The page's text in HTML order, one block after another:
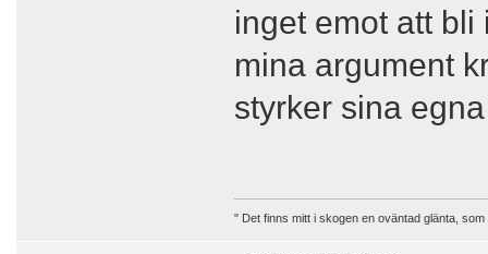
inget emot att
mina argument
styrker sina
" Det finns mitt i skogen en oväntad glänta,